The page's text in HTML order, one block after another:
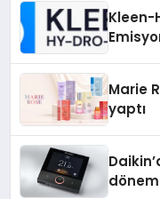
Kleen-
Marie
yaptı